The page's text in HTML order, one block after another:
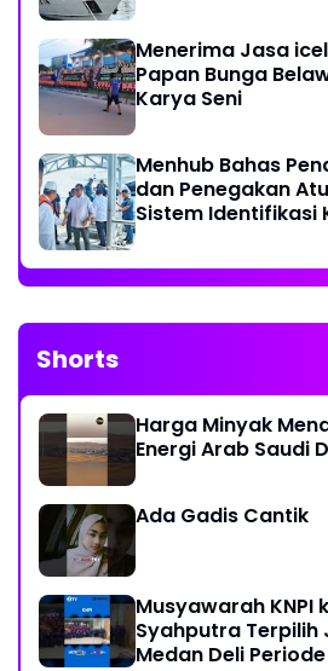
Menerima Jasa
Papan Bunga
Karya Seni
Menhub Bahas
dan Penegakan
Sistem Identifikasi
Shorts
Harga Minyak
Energi Arab Saudi
Ada Gadis Cantik
Musyawarah KNPI
Syahputra Terpilih
Medan Deli